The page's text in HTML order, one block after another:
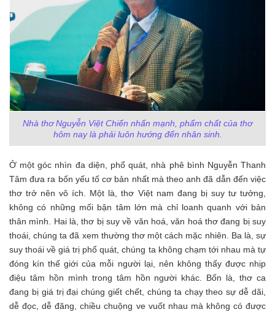
Nhà thơ Nguyễn Việt Chiến nhấn mạnh, phẩm chất của thơ
hôm nay là phải luôn hướng đến nhân sinh.
Ở một góc nhìn đa diện, phổ quát, nhà phê bình Nguyễn Thanh
Tâm đưa ra bốn yếu tố cơ bản nhất mà theo anh đã dẫn đến việc
thơ trở nên vô ích. Một là, thơ Việt nam đang bị suy tư tưởng,
không có những mối bận tâm lớn mà chỉ loanh quanh với bản
thân mình. Hai là, thơ bị suy về văn hoá, văn hoá thơ đang bị suy
thoái, chúng ta đã xem thường thơ một cách mặc nhiên. Ba là, sự
suy thoái về giá trị phổ quát, chúng ta không chạm tới nhau mà tự
đóng kín thế giới của mỗi người lại, nên không thấy được nhịp
điệu tâm hồn mình trong tâm hồn người khác. Bốn là, thơ ca
đang bị giá trị đại chúng giết chết, chúng ta chạy theo sự dễ dãi,
dễ đọc, dễ đăng, chiều chuộng ve vuốt nhau mà không có được